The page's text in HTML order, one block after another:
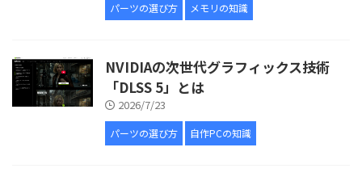
パーツの選び方 メモリの知識
NVIDIAの次世代グラフィックス技術
「DLSS 5」とは
2026/7/23
パーツの選び方 自作PCの知識